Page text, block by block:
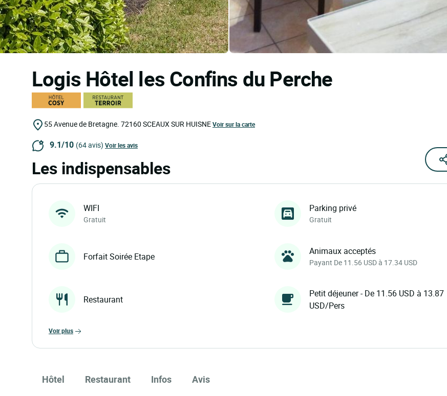
Logis Hôtel les Confins du Perche
55 Avenue de Bretagne. 72160 SCEAUX SUR HUISNEVoir sur la carte
9.1/10 (64 avis) Voir les avis
Les indispensables
WIFI
Gratuit
Parking privé
Gratuit
Forfait Soirée Etape Animaux acceptés
Payant De 11.56 USD à 17.34 USD
Restaurant
Petit déjeuner - De 11.56 USD à 13.87
USD/Pers
voir plus
Hôtel Restaurant Infos Avis